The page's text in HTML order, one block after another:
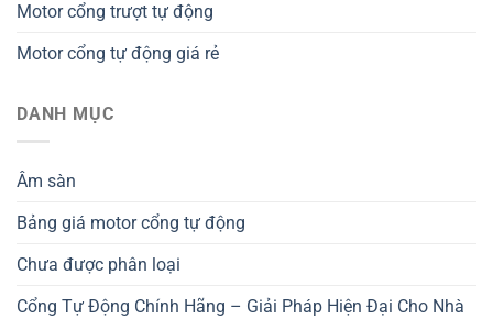
Motor cổng trượt tự động
Motor cổng tự động giá rẻ
DANH MỤC
Âm sàn
Bảng giá motor cổng tự động
Chưa được phân loại
Cổng Tự Động Chính Hãng – Giải Pháp Hiện Đại Cho Nhà